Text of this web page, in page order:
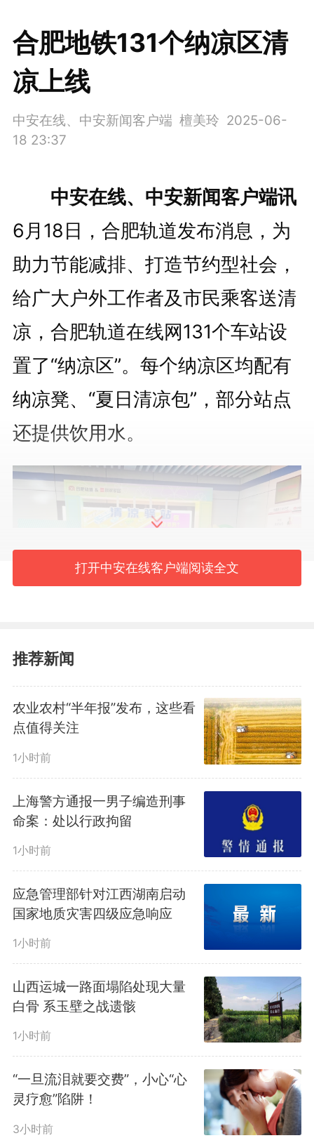
合肥地铁131个纳凉区清
凉上线
​中安在线、中安新闻客户端 檀美玲 2025-06-
18 23:37
中安在线、中安新闻客户端讯
6月18日，合肥轨道发布消息，为
助力节能减排、打造节约型社会，
给广大户外工作者及市民乘客送清
凉，合肥轨道在线网131个车站设
置了“纳凉区”。每个纳凉区均配有
纳凉凳、“夏日清凉包”，部分站点
还提供饮用水。
“纳凉区”的具体站点：
1号线（14个）
兴华苑站、瑶海公园站、长淮
站、明光路站、大东门站、合工大
南区站、秋浦河路站、葛大店站、
望湖城站、南站南广场站、骆岗
站、高王站、万达城站、九联圩
站。
2号线（27个）
南岗站、桂庄站、汽车西站、
振兴路站、蜀山西站、大蜀山站、
打开中安在线客户端阅读全文
推荐新闻
农业农村“半年报”发布，这些看
点值得关注
1小时前
上海警方通报一男子编造刑事
命案：处以行政拘留
1小时前
应急管理部针对江西湖南启动
国家地质灾害四级应急响应
1小时前
山西运城一路面塌陷处现大量
白骨 系玉壁之战遗骸
1小时前
“一旦流泪就要交费”，小心“心
灵疗愈”陷阱！
3小时前